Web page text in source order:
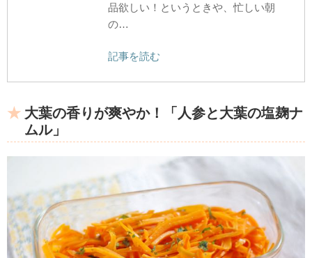
品欲しい！というときや、忙しい朝
の…
記事を読む
大葉の香りが爽やか！「人参と大葉の塩麹ナ
ムル」